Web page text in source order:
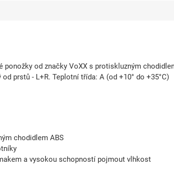
od značky VoXX s protiskluzným
prstů - L+R. Teplotní třída: A (od +10° do +35°C)
chodidlem ABS
a vysokou schopností pojmout vlhkost